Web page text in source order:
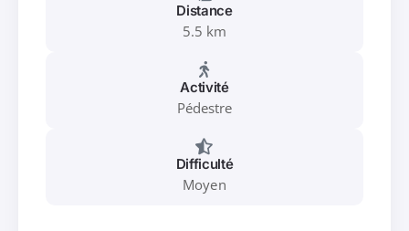
Distance
5.5 km
Activité
Pédestre
Difficulté
Moyen